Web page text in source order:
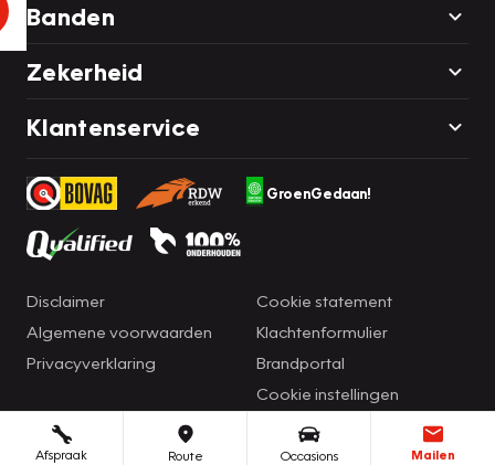
Afspraak Route Occasions Mailen
Banden
Zekerheid
Klantenservice
GroenGedaan!
Disclaimer
Algemene voorwaarden
Privacyverklaring
Cookie statement
Klachtenformulier
Brandportal
Cookie instellingen